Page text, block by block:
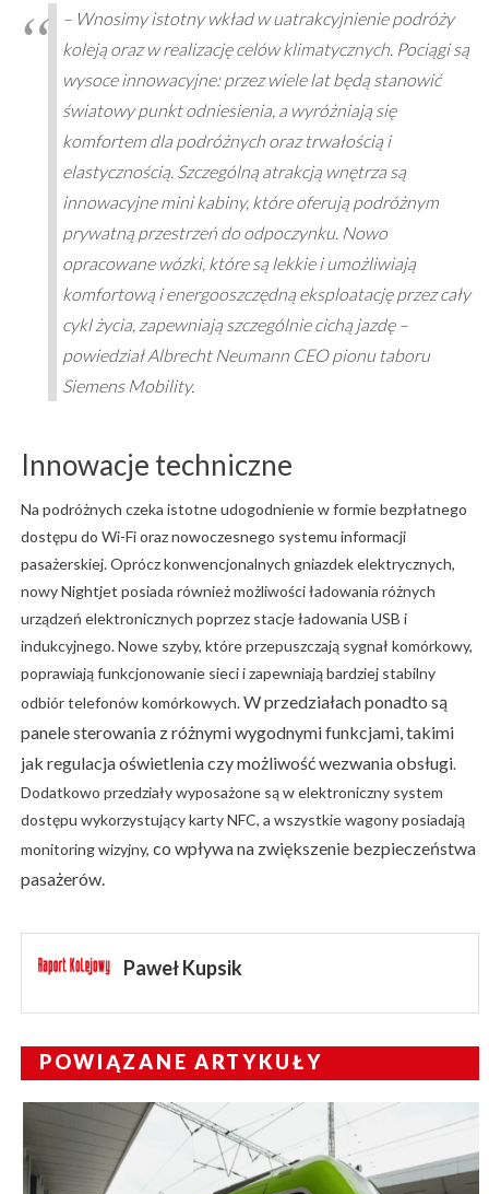
– Wnosimy istotny wkład w uatrakcyjnienie podróży
koleją oraz w realizację celów klimatycznych. Pociągi są
wysoce innowacyjne: przez wiele lat będą stanowić
światowy punkt odniesienia, a wyróżniają się
komfortem dla podróżnych oraz trwałością i
elastycznością. Szczególną atrakcją wnętrza są
innowacyjne mini kabiny, które oferują podróżnym
prywatną przestrzeń do odpoczynku. Nowo
opracowane wózki, które są lekkie i umożliwiają
komfortową i energooszczędną eksploatację przez cały
cykl życia, zapewniają szczególnie cichą jazdę –
powiedział Albrecht Neumann CEO pionu taboru
Siemens Mobility.
Innowacje techniczne
Na podróżnych czeka istotne udogodnienie w formie bezpłatnego
dostępu do Wi-Fi oraz nowoczesnego systemu informacji
pasażerskiej. Oprócz konwencjonalnych gniazdek elektrycznych,
nowy Nightjet posiada również możliwości ładowania różnych
urządzeń elektronicznych poprzez stacje ładowania USB i
indukcyjnego. Nowe szyby, które przepuszczają sygnał komórkowy,
poprawiają funkcjonowanie sieci i zapewniają bardziej stabilny
odbiór telefonów komórkowych.W przedziałachponadto są
panelesterowania z różnymi wygodnymi funkcjami, takimi
jak regulacjaoświetleniaczymożliwośćwezwania obsługi.
Dodatkowo przedziały wyposażone są w elektroniczny system
dostępu wykorzystujący karty NFC, a wszystkie wagony posiadają
monitoring wizyjny, co wpływa na zwiększenie bezpieczeństwa
pasażerów.
Paweł Kupsik
POWIĄZANE ARTYKUŁY